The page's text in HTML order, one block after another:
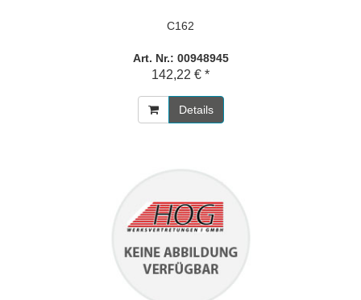
C162
Art. Nr.: 00948945
142,22 € *
Details